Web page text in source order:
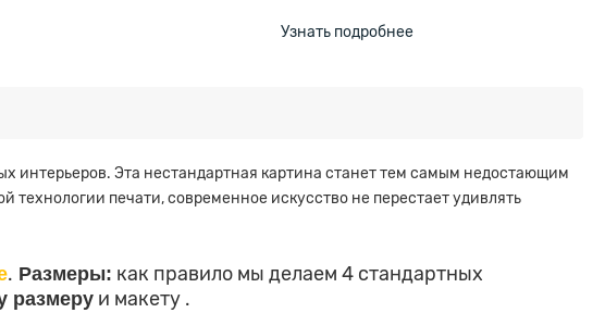
Узнать подробнее
интерьеров. Эта нестандартная картина станет тем самым недостающим
печати, современное искусство не перестает удивлять
. Размеры: как правило мы делаем 4 стандартных
размеру и макету .